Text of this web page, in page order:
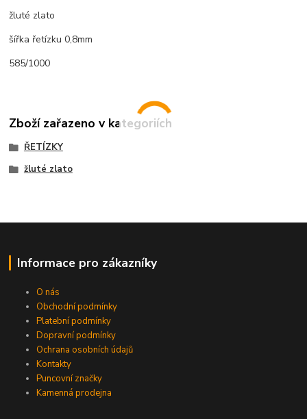
žluté zlato
šířka řetízku 0,8mm
585/1000
Zboží zařazeno v kategoriích
ŘETÍZKY
žluté zlato
Informace pro zákazníky
O nás
Obchodní podmínky
Platební podmínky
Dopravní podmínky
Ochrana osobních údajů
Kontakty
Puncovní značky
Kamenná prodejna